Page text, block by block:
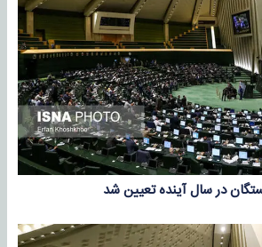
در سال آینده تعیین شد